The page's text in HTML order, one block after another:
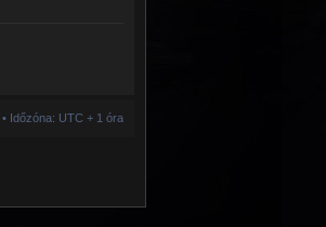
• Időzóna: UTC + 1 óra